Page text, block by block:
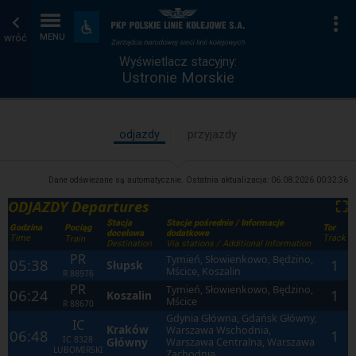
wróć MENU
Dostępność
i
udogodnienia
Wyświetlacz
stacyjny
Strona
główna
Wyświetlacz stacyjny:
Ustronie Morskie
odjazdy przyjazdy
Dane odświeżane są automatycznie. Ostatnia aktualizacja: 06.08.2026 00:32:36
ODJAZDY Departures ⛶
Godzina
Time
Pociąg
Train
Stacja
docelowa
Destination
Stacje pośrednie / Informacje
dodatkowe
Via stations / Additional information
Tor
Track
05:38 PR
R 88976
Słupsk
Tymień, Słowienkowo, Będzino,
Mścice, Koszalin
1
06:24
PR
R 88670
Koszalin
Tymień, Słowienkowo, Będzino,
Mścice
1
06:48
IC
IC 8328
LUBOMIRSKI
Kraków
Główny
Gdynia Główna, Gdańsk Główny,
Warszawa Wschodnia,
Warszawa Centralna, Warszawa
1